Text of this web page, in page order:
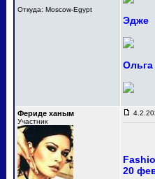
Откуда: Moscow-Egypt
Эдже
Фериде ханым
Участник
20